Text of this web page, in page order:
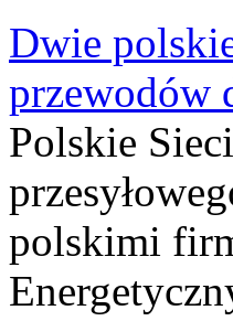
Dwie
przewodów
Polskie
polskimi